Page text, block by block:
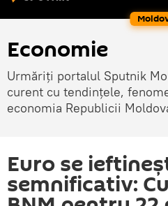
Economie
Urmăriți portalul Sputnik
curent cu tendințele,
economia Republicii
Euro se
semnificativ: